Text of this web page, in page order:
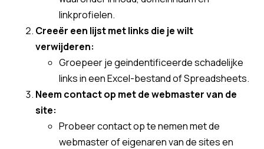
linkprofielen.
Creeër een lijst met links die je wilt
verwijderen:
Groepeer je geindentificeerde schadelijke
links in een Excel-bestand of Spreadsheets.
Neem contact op met de webmaster van de
site:
Probeer contact op te nemen met de
webmaster of eigenaren van de sites en